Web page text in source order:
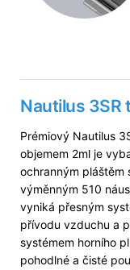
Nautilus 3SR
Prémiový Nautilus
objemem 2ml je
ochranným pláštěm
výměnným 510
vyniká přesným
přívodu vzduchu a
systémem horního
pohodlné a čisté